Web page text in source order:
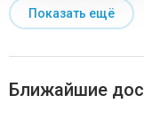
Показать ещё
Ближайшие